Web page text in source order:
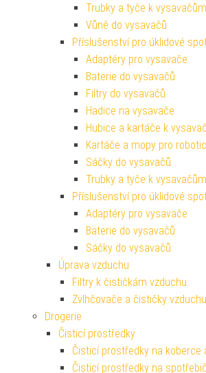
Trubky a tyče k vysavačům
Vůně do vysavačů
Příslušenství pro úklidové
Adaptéry pro vysavače
Baterie do vysavačů
Filtry do vysavačů
Hadice na vysavače
Hubice a kartáče k
Kartáče a mopy pro
Sáčky do vysavačů
Trubky a tyče k vysavačům
Příslušenství pro úklidové
Adaptéry pro vysavače
Baterie do vysavačů
Sáčky do vysavačů
Úprava vzduchu
Filtry k čističkám vzduchu
Zvlhčovače a čističky vzduchu
Drogerie
Čisticí prostředky
Čisticí prostředky na koberce
Čisticí prostředky na